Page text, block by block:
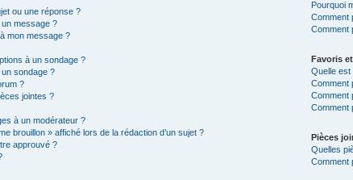
ou une réponse ?
message ?
mon message ?
à un sondage ?
sondage ?
?
jointes ?
à un modérateur ?
brouillon » affiché lors de la rédaction d’un sujet ?
approuvé ?
Pourquoi
Comment
Comment
Favoris
Quelle
Comment
Comment
Comment
Pièces
Quelles
Comment